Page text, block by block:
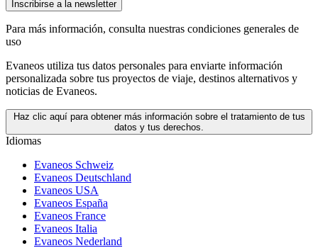
Inscribirse a la newsletter
Para más información, consulta nuestras condiciones generales de
uso
Evaneos utiliza tus datos personales para enviarte información
personalizada sobre tus proyectos de viaje, destinos alternativos y
noticias de Evaneos.
Haz clic aquí para obtener más información sobre el tratamiento de tus
datos y tus derechos.
Idiomas
Evaneos Schweiz
Evaneos Deutschland
Evaneos USA
Evaneos España
Evaneos France
Evaneos Italia
Evaneos Nederland